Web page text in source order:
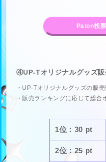
Paton投
④UP-Tオリジナルグッズ販
・UP-Tオリジナルグッズの販売
・販売ランキングに応じて総合
1位：30 pt
2位：25 pt